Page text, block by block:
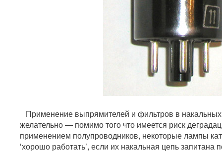
Применение выпрямителей и фильтров в
желательно — помимо того что имеется риск
применением полупроводников, некоторые лампы
‘хорошо работать’, если их накальная цепь